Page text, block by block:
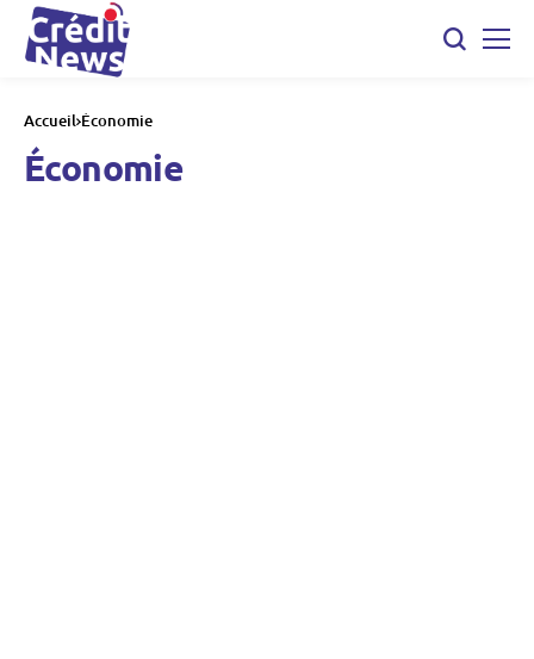
Accueil Économie
Économie